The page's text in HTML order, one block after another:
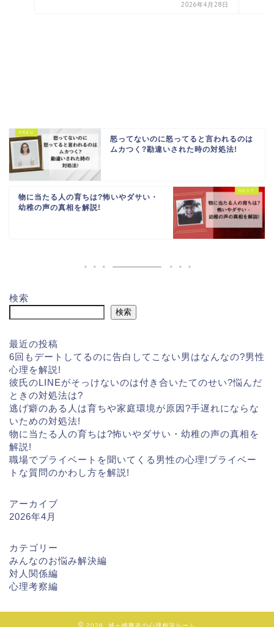
2026年4月28日
怒ってないのに怒ってると言われるのは
ムカつく?勘違いされた時の対処法!
物に当たる人の育ちは?怖いやダサい・
幼稚の声の真相を解説!
検索
検索
最近の投稿
6回もデートしてるのに告白してこない男はなんなの?男性
心理を解説!
彼氏のLINEがそっけないのは付き合いたてのせい?悩んだ
ときの対処法は?
逃げ癖のある人は育ちや家庭環境が原因?手遅れにならな
いための対処法!
物に当たる人の育ちは?怖いやダサい・幼稚の声の真相を
解説!
職場でプライベートを聞いてくる男性の心理!プライベー
トな質問のかわし方を解説!
アーカイブ
2026年4月
カテゴリー
みんなのお悩み解決編
対人関係編
心理考察編